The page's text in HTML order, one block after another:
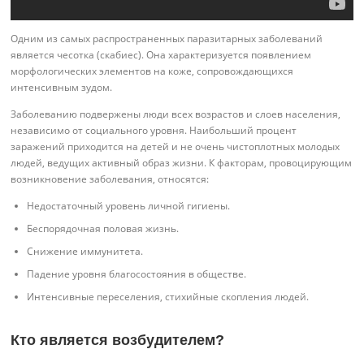
Одним из самых распространенных паразитарных заболеваний
является чесотка (скабиес). Она характеризуется появлением
морфологических элементов на коже, сопровождающихся
интенсивным зудом.
Заболеванию подвержены люди всех возрастов и слоев населения,
независимо от социального уровня. Наибольший процент
заражений приходится на детей и не очень чистоплотных молодых
людей, ведущих активный образ жизни. К факторам, провоцирующим
возникновение заболевания, относятся:
Недостаточный уровень личной гигиены.
Беспорядочная половая жизнь.
Снижение иммунитета.
Падение уровня благосостояния в обществе.
Интенсивные переселения, стихийные скопления людей.
Кто является возбудителем?